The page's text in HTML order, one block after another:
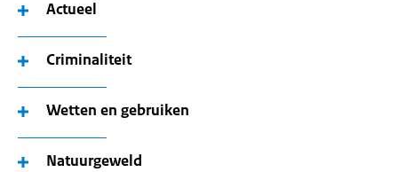
Actueel
Criminaliteit
Wetten en gebruiken
Natuurgeweld